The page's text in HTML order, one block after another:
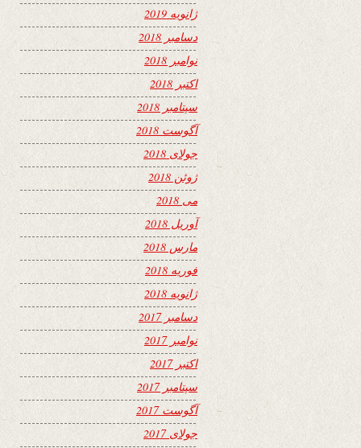
ژانویه 2019
دسامبر 2018
نوامبر 2018
اکتبر 2018
سپتامبر 2018
آگوست 2018
جولای 2018
ژوئن 2018
می 2018
آوریل 2018
مارس 2018
فوریه 2018
ژانویه 2018
دسامبر 2017
نوامبر 2017
اکتبر 2017
سپتامبر 2017
آگوست 2017
جولای 2017